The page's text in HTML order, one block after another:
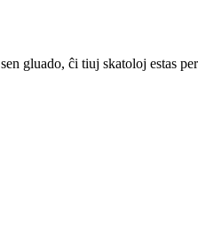
gluado, ĉi tiuj skatoloj estas